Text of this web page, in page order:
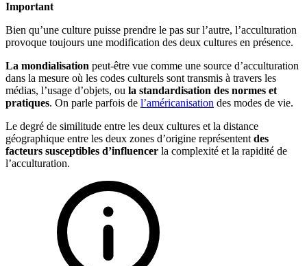
Important
Bien qu’une culture puisse prendre le pas sur l’autre, l’acculturation
provoque toujours une modification des deux cultures en présence.
La mondialisation peut-être vue comme une source d’acculturation
dans la mesure où les codes culturels sont transmis à travers les
médias, l’usage d’objets, ou la standardisation des normes et
pratiques. On parle parfois de l’américanisation des modes de vie.
Le degré de similitude entre les deux cultures et la distance
géographique entre les deux zones d’origine représentent des
facteurs susceptibles d’influencer la complexité et la rapidité de
l’acculturation.